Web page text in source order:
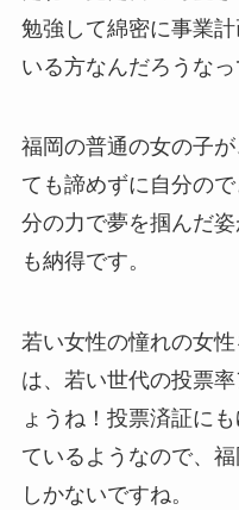
勉強して綿密に事業
いる方なんだろうなっ
福岡の普通の女の子
ても諦めずに自分の
分の力で夢を掴んだ
も納得です。
若い女性の憧れの女
は、若い世代の投票
ょうね！投票済証に
ているようなので、
しかないですね。